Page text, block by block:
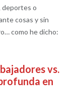
deportes o
cosas y sin
como he dicho:
vs.
en